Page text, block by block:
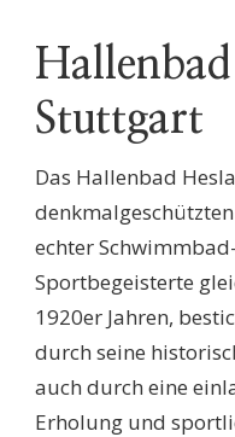
Stuttgart
Das Hallenbad
echter
Sportbegeisterte
1920er Jahren,
durch seine
auch durch eine
Erholung und